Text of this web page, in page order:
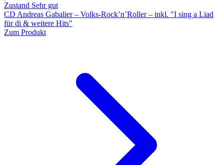
Zustand Sehr gut
CD Andreas Gabalier – Volks-Rock’n’Roller – inkl. "I sing a Liad
für di & weitere Hits"
Zum Produkt